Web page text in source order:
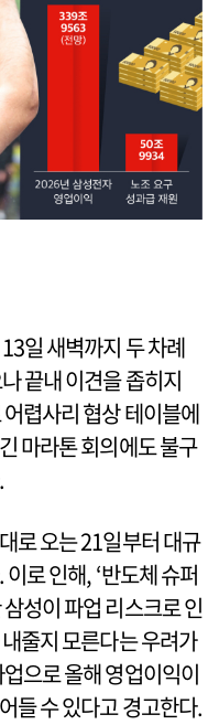
일 새벽까지 두 차례
끝내 이견을 좁히지
렵사리 협상 테이블에
마라톤 회의에도 불구
로 오는 21일부터 대규
로 인해, ‘반도체 슈퍼
성이 파업 리스크로 인
줄지 모른다는 우려가
으로 올해 영업이익이
들 수 있다고 경고한다.